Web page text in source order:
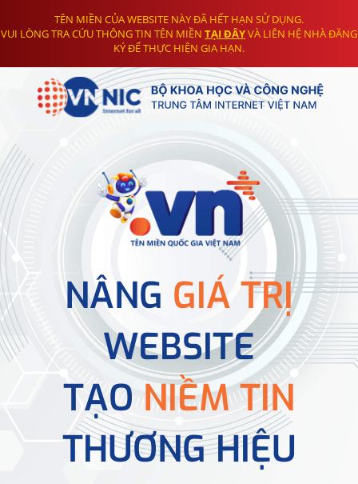
TÊN MIỀN CỦA WEBSITE NÀY ĐÃ HẾT HẠN SỬ DỤNG.
VUI LÒNG TRA CỨU THÔNG TIN TÊN MIỀN TẠI ĐÂYVÀ LIÊN HỆ NHÀ ĐĂNG
KÝ ĐỂ THỰC HIỆN GIA HẠN.
NÂNG GIÁ TRỊ
WEBSITE
TẠONIỀM TIN
THƯƠNG HIỆU